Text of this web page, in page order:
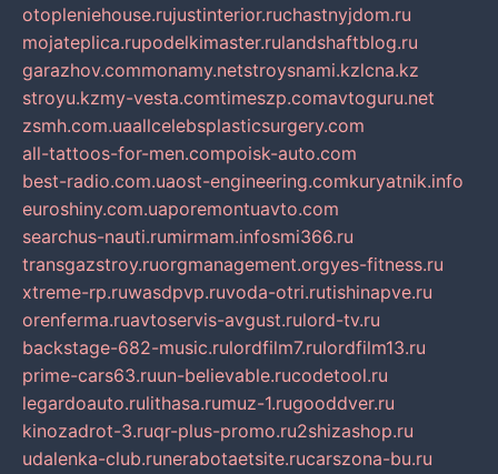
otopleniehouse.rujustinterior.ruchastnyjdom.ru
mojateplica.rupodelkimaster.rulandshaftblog.ru
garazhov.commonamy.netstroysnami.kzlcna.kz
stroyu.kzmy-vesta.comtimeszp.comavtoguru.net
zsmh.com.uaallcelebsplasticsurgery.com
all-tattoos-for-men.compoisk-auto.com
best-radio.com.uaost-engineering.comkuryatnik.info
euroshiny.com.uaporemontuavto.com
searchus-nauti.rumirmam.infosmi366.ru
transgazstroy.ruorgmanagement.orgyes-fitness.ru
xtreme-rp.ruwasdpvp.ruvoda-otri.rutishinapve.ru
orenferma.ruavtoservis-avgust.rulord-tv.ru
backstage-682-music.rulordfilm7.rulordfilm13.ru
prime-cars63.ruun-believable.rucodetool.ru
legardoauto.rulithasa.rumuz-1.rugooddver.ru
kinozadrot-3.ruqr-plus-promo.ru2shizashop.ru
udalenka-club.runerabotaetsite.rucarszona-bu.ru